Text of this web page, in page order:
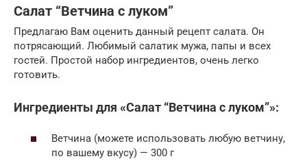
Салат “Ветчина с луком”
Предлагаю Вам оценить данный рецепт салата. Он
потрясающий. Любимый салатик мужа, папы и всех
гостей. Простой набор ингредиентов, очень легко
готовить.
Ингредиенты для «Салат “Ветчина с луком”»:
Ветчина (можете использовать любую ветчину,
по вашему вкусу) — 300 г